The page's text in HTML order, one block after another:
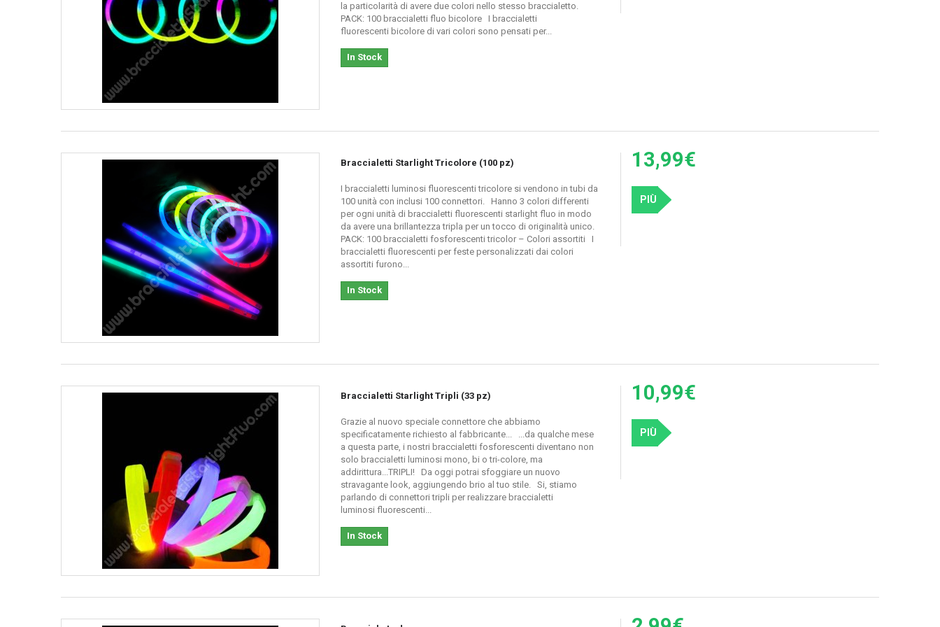
Per la tua prossima festa o evento scegli di differenziarti con un tocco originale e fluorescente creando un ambiente luminoso e divertente con i nostri articoli e gadget per feste starlight.
la particolarità di avere due colori nello stesso braccialetto.
PACK: 100 braccialetti fluo bicolore I braccialetti
fluorescenti bicolore di vari colori sono pensati per...
In Stock
Braccialetti Starlight Tricolore (100 pz)
I braccialetti luminosi fluorescenti tricolore si vendono in tubi da
100 unità con inclusi 100 connettori. Hanno 3 colori differenti
per ogni unità di braccialetti fluorescenti starlight fluo in modo
da avere una brillantezza tripla per un tocco di originalità unico.
PACK: 100 braccialetti fosforescenti tricolor – Colori assortiti I
braccialetti fluorescenti per feste personalizzati dai colori
assortiti furono...
In Stock
13,99€
PIÙ
Braccialetti Starlight Tripli (33 pz)
Grazie al nuovo speciale connettore che abbiamo
specificatamente richiesto al fabbricante... ...da qualche mese
a questa parte, i nostri braccialetti fosforescenti diventano non
solo braccialetti luminosi mono, bi o tri-colore, ma
addirittura...TRIPLI! Da oggi potrai sfoggiare un nuovo
stravagante look, aggiungendo brio al tuo stile. Si, stiamo
parlando di connettori tripli per realizzare braccialetti
luminosi fluorescenti...
In Stock
10,99€
PIÙ